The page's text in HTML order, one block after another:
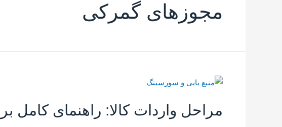
مجوزهای گمرکی
مراحل واردات کالا: راهنمای کامل